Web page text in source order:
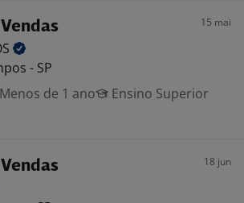
15 mai
- SP
Menos de 1 ano
Ensino Superior
18 jun